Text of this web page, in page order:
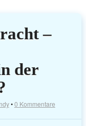
–
der
•0 Kommentare